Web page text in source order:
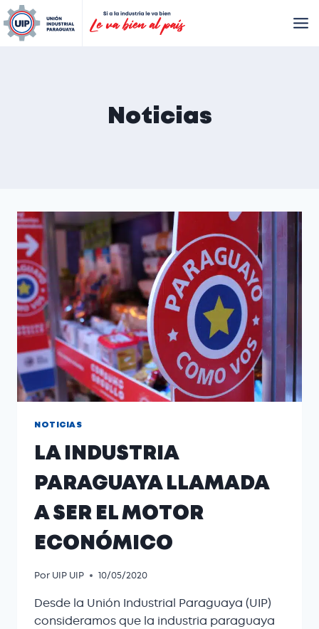
Noticias
NOTICIAS
LA INDUSTRIA
PARAGUAYA LLAMADA
A SER EL MOTOR
ECONÓMICO
Por UIP UIP 10/05/2020
Desde la Unión Industrial Paraguaya (UIP)
consideramos que la industria paraguaya